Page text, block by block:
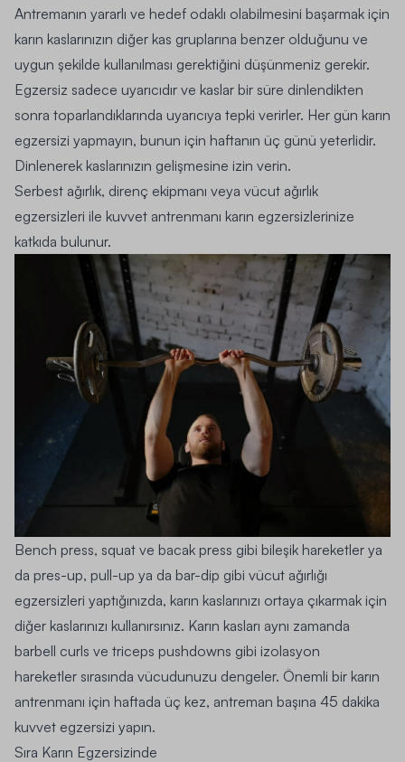
Antremanın yararlı ve hedef odaklı olabilmesini başarmak için
karın kaslarınızın diğer kas gruplarına benzer olduğunu ve
uygun şekilde kullanılması gerektiğini düşünmeniz gerekir.
Egzersiz sadece uyarıcıdır ve kaslar bir süre dinlendikten
sonra toparlandıklarında uyarıcıya tepki verirler. Her gün karın
egzersizi yapmayın, bunun için haftanın üç günü yeterlidir.
Dinlenerek kaslarınızın gelişmesine izin verin.
Serbest ağırlık, direnç ekipmanı veya vücut ağırlık
egzersizleri ile kuvvet antrenmanı karın egzersizlerinize
katkıda bulunur.
Bench press, squat ve bacak press gibi bileşik hareketler ya
da pres-up, pull-up ya da bar-dip gibi vücut ağırlığı
egzersizleri yaptığınızda, karın kaslarınızı ortaya çıkarmak için
diğer kaslarınızı kullanırsınız. Karın kasları aynı zamanda
barbell curls ve triceps pushdowns gibi izolasyon
hareketler sırasında vücudunuzu dengeler. Önemli bir karın
antrenmanı için haftada üç kez, antreman başına 45 dakika
kuvvet egzersizi yapın.
Sıra Karın Egzersizinde